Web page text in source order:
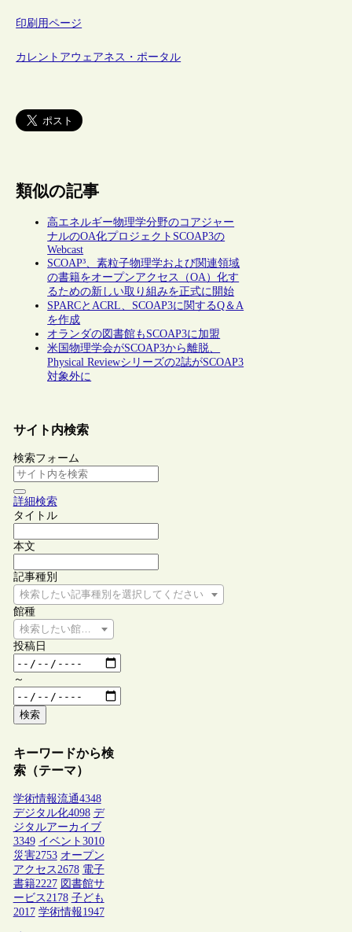
印刷用ページ
カレントアウェアネス・ポータル
類似の記事
高エネルギー物理学分野のコアジャー
ナルのOA化プロジェクトSCOAP3の
Webcast
SCOAP³、素粒子物理学および関連領域
の書籍をオープンアクセス（OA）化す
るための新しい取り組みを正式に開始
SPARCとACRL、SCOAP3に関するQ＆A
を作成
オランダの図書館もSCOAP3に加盟
米国物理学会がSCOAP3から離脱、
Physical Reviewシリーズの2誌がSCOAP3
対象外に
サイト内検索
検索フォーム
詳細検索
タイトル
本文
記事種別
検索したい記事種別を選択してください
館種
検索したい館種を選択してください
投稿日
～
検索
キーワードから検
索（テーマ）
学術情報流通4348
デジタル化4098 デ
ジタルアーカイブ
3349 イベント 3010
災害2753 オープン
アクセス2678 電子
書籍2227 図書館サ
ービス2178 子ども
2017 学術情報1947